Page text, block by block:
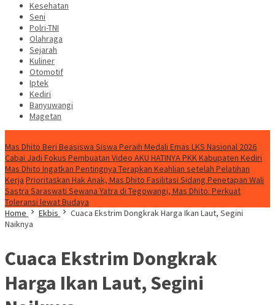
Kesehatan
Seni
Polri-TNI
Olahraga
Sejarah
Kuliner
Otomotif
Iptek
Kediri
Banyuwangi
Magetan
Mas Dhito Beri Beasiswa Siswa Peraih Medali Emas LKS Nasional 2026
Cabai Jadi Fokus Pembuatan Video AKU HATINYA PKK Kabupaten Kediri
Mas Dhito Ingatkan Pentingnya Terapkan Keahlian setelah Pelatihan
Kerja Prioritaskan Hak Anak, Mas Dhito Fasilitasi Sidang Penetapan Wali
Sastra Saraswati Sewana Yatra di Tegowangi, Mas Dhito: Perkuat
Toleransi lewat Budaya
Home
Ekbis
Cuaca Ekstrim Dongkrak Harga Ikan Laut, Segini
Naiknya
Cuaca Ekstrim Dongkrak
Harga Ikan Laut, Segini